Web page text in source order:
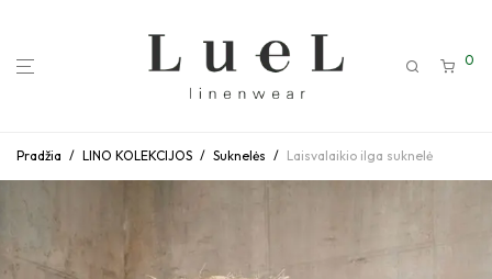
0
Pradžia / LINO KOLEKCIJOS / Suknelės / Laisvalaikio ilga suknelė